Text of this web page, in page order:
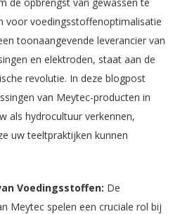
voor voedingsstoffenoptimalisatie
toonaangevende leverancier van
en elektroden, staat aan de
revolutie. In deze blogpost
van Meytec-producten in
als hydrocultuur verkennen,
uw teeltpraktijken kunnen
Voedingsstoffen: De
Meytec spelen een cruciale rol bij